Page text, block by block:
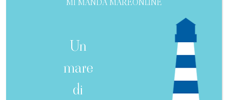
Un
mare
di